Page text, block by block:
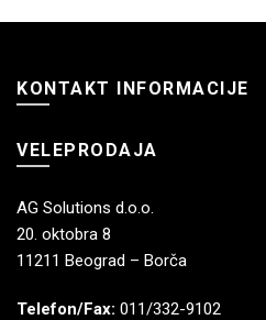
mogu
KONTAKT INFORMACIJE
VELEPRODAJA
AG Solutions d.o.o.
20. oktobra 8
11211 Beograd – Borča
Telefon/Fax: 011/332-9102